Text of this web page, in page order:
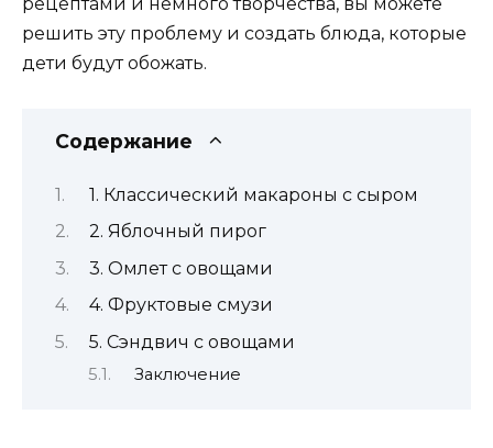
рецептами и немного творчества, вы можете
решить эту проблему и создать блюда, которые
дети будут обожать.
Содержание
1. Классический макароны с сыром
2. Яблочный пирог
3. Омлет с овощами
4. Фруктовые смузи
5. Сэндвич с овощами
Заключение